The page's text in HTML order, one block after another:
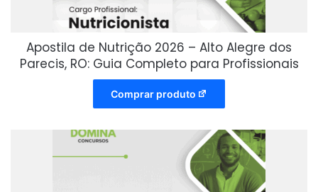
Apostila de Nutrição 2026 – Alto Alegre dos
Parecis, RO: Guia Completo para Profissionais
Comprar produto